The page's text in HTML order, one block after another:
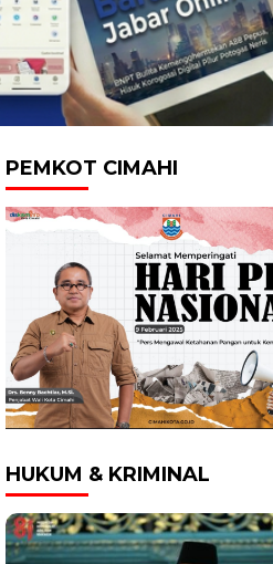
PEMKOT CIMAHI
HUKUM & KRIMINAL